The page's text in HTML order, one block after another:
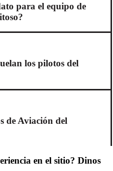
para el equipo de
los pilotos del
de Aviación del
en el sitio? Dinos